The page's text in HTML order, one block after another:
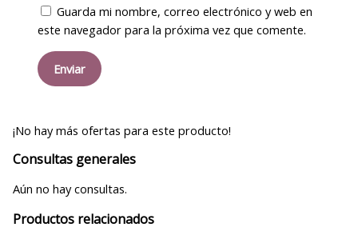
Guarda mi nombre, correo electrónico y web en
este navegador para la próxima vez que comente.
¡No hay más ofertas para este producto!
Consultas generales
Aún no hay consultas.
Productos relacionados